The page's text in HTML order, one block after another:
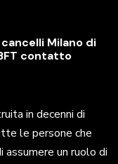
Milano di
contatto
in decenni di
le persone che
assumere un ruolo di